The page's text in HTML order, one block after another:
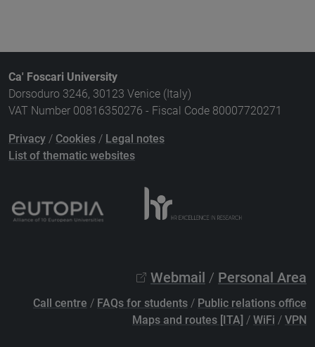
Ca' Foscari University
Dorsoduro 3246, 30123 Venice (Italy)
VAT Number 00816350276 - Fiscal Code 80007720271
Privacy / Cookies / Legal notes
List of thematic websites
Webmail / Personal Area
Call centre / FAQs for students / Public relations office
Maps and routes [ITA] / WiFi / VPN